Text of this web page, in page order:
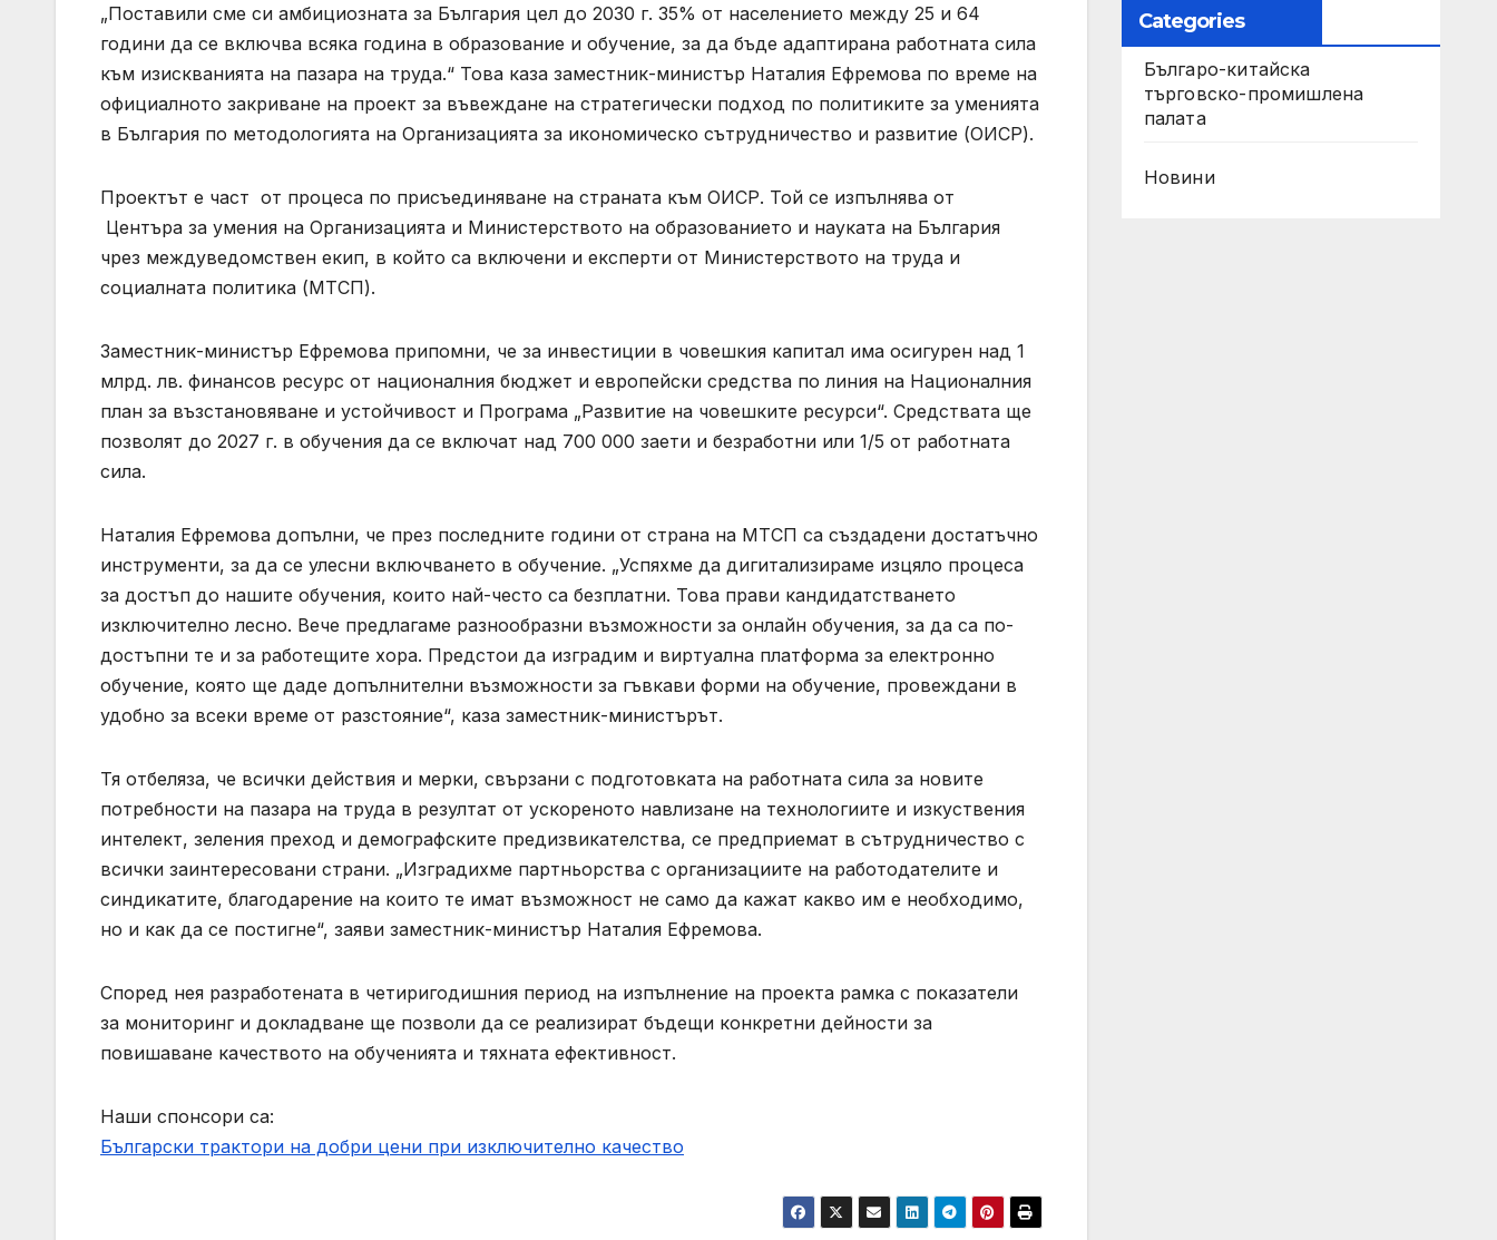
„Поставили сме си амбициозната за България цел до 2030 г. 35% от населението между 25 и 64
години да се включва всяка година в образование и обучение, за да бъде адаптирана работната сила
към изискванията на пазара на труда.“ Това каза заместник-министър Наталия Ефремова по време на
официалното закриване на проект за въвеждане на стратегически подход по политиките за уменията
в България по методологията на Организацията за икономическо сътрудничество и развитие (ОИСР).
Проектът е част от процеса по присъединяване на страната към ОИСР. Той се изпълнява от
Центъра за умения на Организацията и Министерството на образованието и науката на България
чрез междуведомствен екип, в който са включени и експерти от Министерството на труда и
социалната политика (МТСП).
Заместник-министър Ефремова припомни, че за инвестиции в човешкия капитал има осигурен над 1
млрд. лв. финансов ресурс от националния бюджет и европейски средства по линия на Националния
план за възстановяване и устойчивост и Програма „Развитие на човешките ресурси“. Средствата ще
позволят до 2027 г. в обучения да се включат над 700 000 заети и безработни или 1/5 от работната
сила.
Наталия Ефремова допълни, че през последните години от страна на МТСП са създадени достатъчно
инструменти, за да се улесни включването в обучение. „Успяхме да дигитализираме изцяло процеса
за достъп до нашите обучения, които най-често са безплатни. Това прави кандидатстването
изключително лесно. Вече предлагаме разнообразни възможности за онлайн обучения, за да са по-
достъпни те и за работещите хора. Предстои да изградим и виртуална платформа за електронно
обучение, която ще даде допълнителни възможности за гъвкави форми на обучение, провеждани в
удобно за всеки време от разстояние“, каза заместник-министърът.
Тя отбеляза, че всички действия и мерки, свързани с подготовката на работната сила за новите
потребности на пазара на труда в резултат от ускореното навлизане на технологиите и изкуствения
интелект, зеления преход и демографските предизвикателства, се предприемат в сътрудничество с
всички заинтересовани страни. „Изградихме партньорства с организациите на работодателите и
синдикатите, благодарение на които те имат възможност не само да кажат какво им е необходимо,
но и как да се постигне“, заяви заместник-министър Наталия Ефремова.
Според нея разработената в четиригодишния период на изпълнение на проекта рамка с показатели
за мониторинг и докладване ще позволи да се реализират бъдещи конкретни дейности за
повишаване качеството на обученията и тяхната ефективност.
Наши спонсори са:
Български трактори на добри цени при изключително качество
Categories
Българо-китайска
търговско-промишлена
палата
Новини